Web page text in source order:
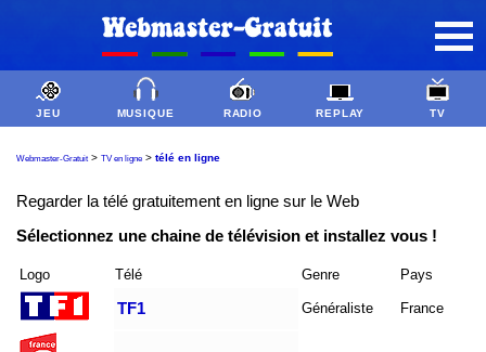
JEU MUSIQUE RADIO REPLAY TV
Webmaster-Gratuit > TV en ligne > télé en ligne
Regarder la télé gratuitement en ligne sur le Web
Sélectionnez une chaine de télévision et installez vous !
Logo Télé Genre Pays
TF1 Généraliste France